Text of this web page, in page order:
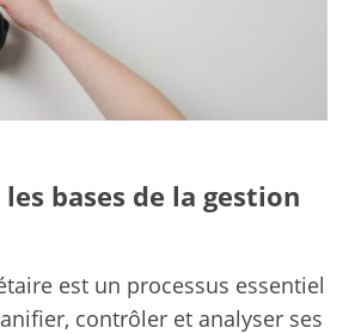
bases de la gestion
est un processus essentiel
contrôler et analyser ses